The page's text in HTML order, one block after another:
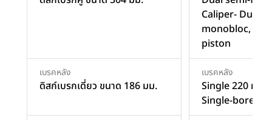
เบรคหลัง
ดิสก์เบรกเดี่ยว ขนาด 186 มม.
Caliper- Dual
monobloc,
piston
เบรคหลัง
Single 220 mm
Single-bore